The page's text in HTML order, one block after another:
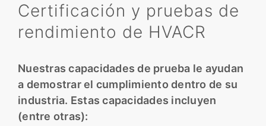
Certificación y pruebas de
rendimiento de HVACR
Nuestras capacidades de prueba le ayudan
a demostrar el cumplimiento dentro de su
industria. Estas capacidades incluyen
(entre otras):